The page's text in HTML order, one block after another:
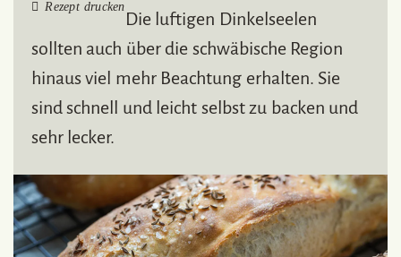
Rezept drucken
Die luftigen Dinkelseelen
sollten auch über die schwäbische Region
hinaus viel mehr Beachtung erhalten. Sie
sind schnell und leicht selbst zu backen und
sehr lecker.